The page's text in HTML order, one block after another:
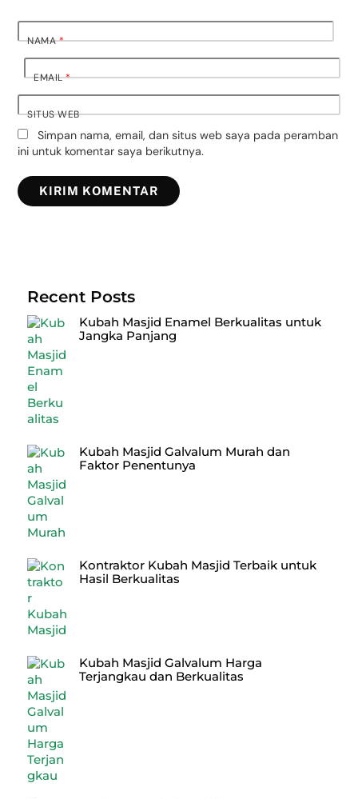
NAMA*
EMAIL*
SITUS WEB
Simpan nama, email, dan situs web saya pada peramban
ini untuk komentar saya berikutnya.
Recent Posts
Kubah Masjid Enamel Berkualitas untuk
Jangka Panjang
Kubah Masjid Galvalum Murah dan
Faktor Penentunya
Kontraktor Kubah Masjid Terbaik untuk
Hasil Berkualitas
Kubah Masjid Galvalum Harga
Terjangkau dan Berkualitas